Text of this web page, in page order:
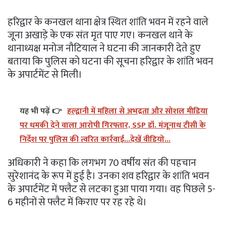
हरिद्वार के कनखल थाना क्षेत्र स्थित शांति भवन में रहने वाले
जूना अखाड़े के एक संत मृत पाए गए। कनखल थाने के
थानाध्यक्ष मनोज नौटियाल ने घटना की जानकारी देते हुए
बताया कि पुलिस को घटना की सूचना हरिद्वार के शांति भवन
के अपार्टमेंट से मिली।
यह भी पढ़ें 👉 हल्द्वानी में महिला से अभद्रता और सोशल मीडिया
पर धमकी देने वाला आरोपी गिरफ्तार, SSP डॉ. मंजूनाथ टीसी के
निर्देश पर पुलिस की त्वरित कार्रवाई...देखें वीडियो...
अधिकारी ने कहा कि लगभग 70 वर्षीय संत की पहचान
सुरेशानंद के रूप में हुई है। उनका शव हरिद्वार के शांति भवन
के अपार्टमेंट में फ्लैट से लटका हुआ पाया गया। वह पिछले 5-
6 महीनों से फ्लैट में किराए पर रह रहे थे।